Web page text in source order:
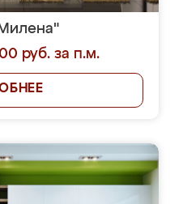
руб. за п.м.